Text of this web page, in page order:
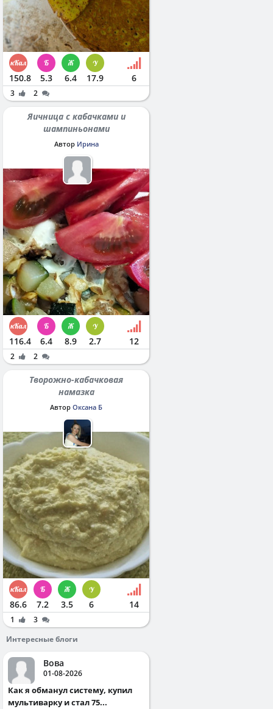
150.8 5.3 6.4 17.9 6
3 2
Яичница с кабачками и
шампиньонами
Автор Ирина
116.4 6.4 8.9 2.7 12
2 2
Творожно-кабачковая
намазка
Автор Оксана Б
86.6 7.2 3.5 6 14
1
3
Интересные блоги
Вова
01-08-2026
Как я обманул систему, купил
мультиварку и стал 75...